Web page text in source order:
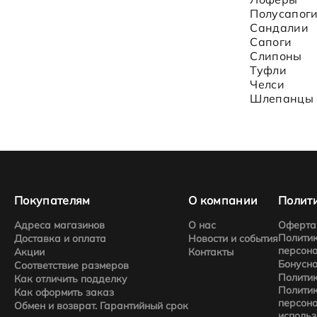
Полусапоги
Сандалии
Сапоги
Слипоны
Туфли
Челси
Шлепанцы
Покупателям
Адреса магазинов
Доставка и оплата
Акции
Соответствие размеров
Как отличить подделку
Как оформить заказ
Обмен и возврат. Гарантийный срок
О компании
О нас
Новости и события
Контакты
Оферта